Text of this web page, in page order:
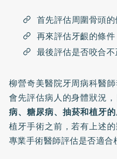
首先評估周圍骨頭
再來評估牙齦的條件
最後評估是否咬合
柳營奇美醫院牙周病科醫師
會先評估病人的身體狀況，
病、 糖尿病、抽菸和植牙
植牙手術之前，若有上述
專業手術醫師評估是否適合